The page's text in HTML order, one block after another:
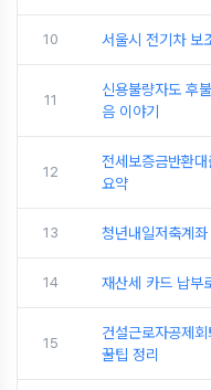
10 서울시 전기차 보
11
신용불량자도 후
음 이야기
12
전세보증금반환
요약
13 청년내일저축계
14 재산세 카드 납부
15
건설근로자공제
꿀팁 정리